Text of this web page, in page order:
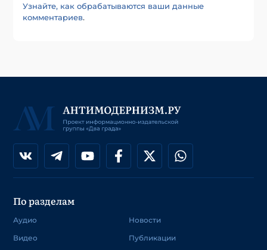
Узнайте, как обрабатываются ваши данные
комментариев.
По разделам
Аудио
Видео
Новости
Публикации